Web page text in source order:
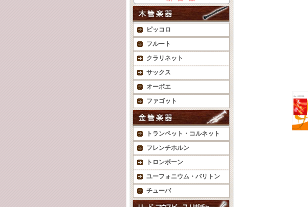
ピッコロ
フルート
クラリネット
サックス
オーボエ
ファゴット
トランペット・コルネット
フレンチホルン
トロンボーン
ユーフォニウム・バリトン
チューバ